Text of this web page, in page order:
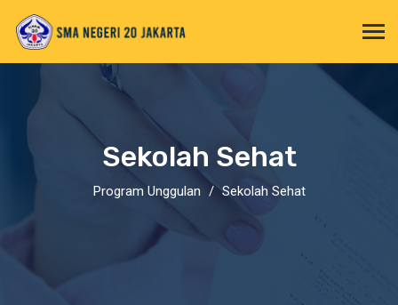
Sekolah Sehat
Program Unggulan Sekolah Sehat